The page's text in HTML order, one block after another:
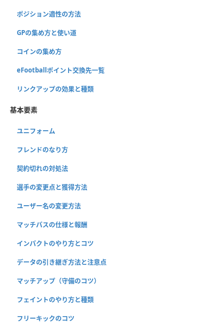
ポジション適性の方法
GPの集め方と使い道
コインの集め方
eFootballポイント交換先一覧
リンクアップの効果と種類
基本要素
ユニフォーム
フレンドのなり方
契約切れの対処法
選手の変更点と獲得方法
ユーザー名の変更方法
マッチパスの仕様と報酬
インパクトのやり方とコツ
データの引き継ぎ方法と注意点
マッチアップ（守備のコツ）
フェイントのやり方と種類
フリーキックのコツ